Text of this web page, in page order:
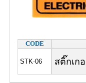
CODE
STK-06 สติ๊กเก